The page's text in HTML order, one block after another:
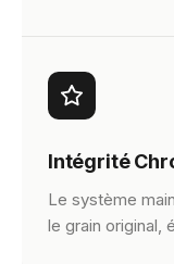
Intégrité
Le système
le grain original,